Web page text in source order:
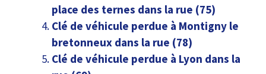
place des ternes dans la rue (75)
Clé de véhicule perdue à Montigny le
bretonneux dans la rue (78)
Clé de véhicule perdue à Lyon dans la